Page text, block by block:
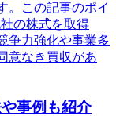
。この記事のポイ
の株式を取得
争力強化や事業多
意なき買収があ
事例も紹介